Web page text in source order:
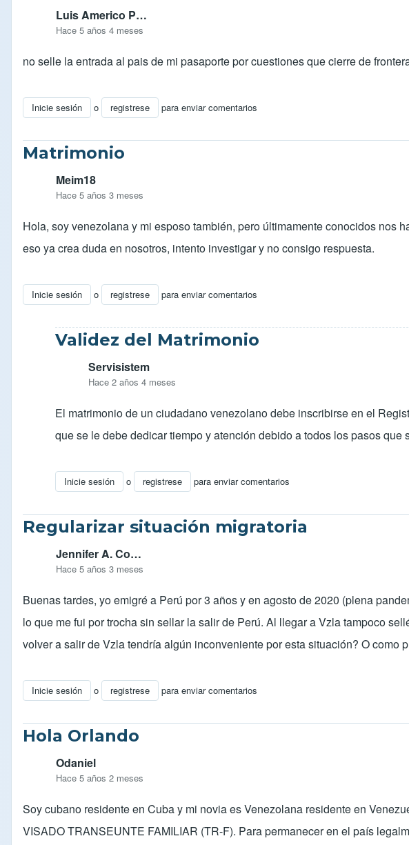
Luis Americo P…
Hace 5 años 4 meses
no selle la entrada al pais de mi pasaporte por cuestiones que cierre de
Inicie sesión o registrese para enviar comentarios
Matrimonio
Meim18
Hace 5 años 3 meses
Hola, soy venezolana y mi esposo también, pero últimamente conocidos nos
eso ya crea duda en nosotros, intento investigar y no consigo respuesta.
Inicie sesión o registrese para enviar comentarios
Validez del Matrimonio
Servisistem
Hace 2 años 4 meses
El matrimonio de un ciudadano venezolano debe inscribirse en el
que se le debe dedicar tiempo y atención debido a todos los pasos que
Inicie sesión o registrese para enviar comentarios
En respuesta a Matrimoniopor
Regularizar situación migratoria
Jennifer A. Co…
Hace 5 años 3 meses
Buenas tardes, yo emigré a Perú por 3 años y en agosto de 2020 (plena
lo que me fui por trocha sin sellar la salir de Perú. Al llegar a Vzla tampoco
volver a salir de Vzla tendría algún inconveniente por esta situación? O como
Inicie sesión o registrese para enviar comentarios
Hola Orlando
Odaniel
Hace 5 años 2 meses
Soy cubano residente en Cuba y mi novia es Venezolana residente en
VISADO TRANSEUNTE FAMILIAR (TR-F). Para permanecer en el país